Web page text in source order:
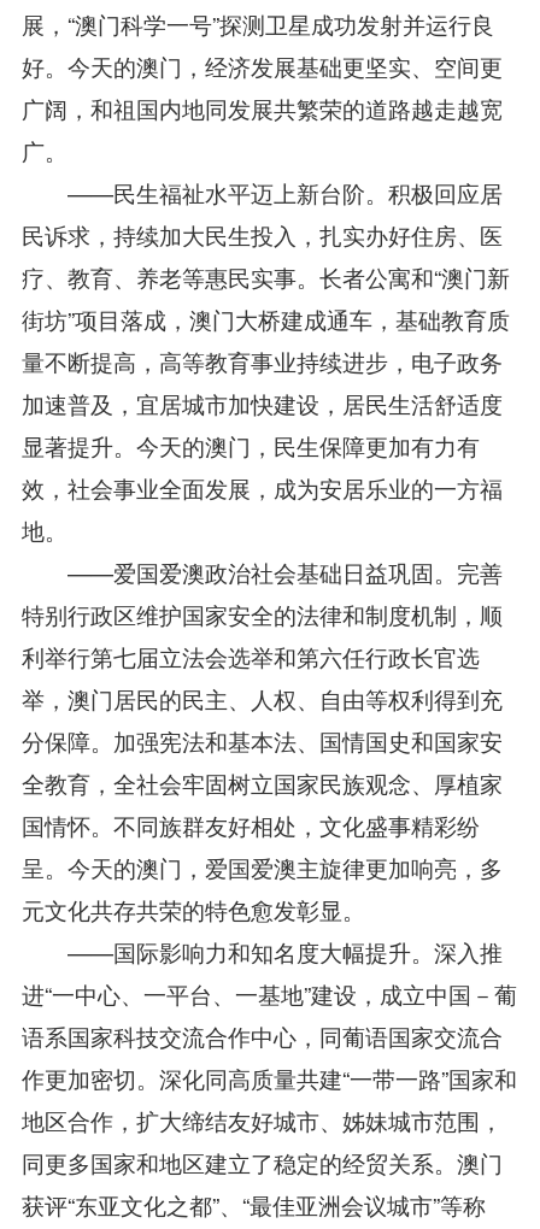
展，“澳门科学一号”探测卫星成功发射并运行良
好。今天的澳门，经济发展基础更坚实、空间更
广阔，和祖国内地同发展共繁荣的道路越走越宽
广。
——民生福祉水平迈上新台阶。积极回应居
民诉求，持续加大民生投入，扎实办好住房、医
疗、教育、养老等惠民实事。长者公寓和“澳门新
街坊”项目落成，澳门大桥建成通车，基础教育质
量不断提高，高等教育事业持续进步，电子政务
加速普及，宜居城市加快建设，居民生活舒适度
显著提升。今天的澳门，民生保障更加有力有
效，社会事业全面发展，成为安居乐业的一方福
地。
——爱国爱澳政治社会基础日益巩固。完善
特别行政区维护国家安全的法律和制度机制，顺
利举行第七届立法会选举和第六任行政长官选
举，澳门居民的民主、人权、自由等权利得到充
分保障。加强宪法和基本法、国情国史和国家安
全教育，全社会牢固树立国家民族观念、厚植家
国情怀。不同族群友好相处，文化盛事精彩纷
呈。今天的澳门，爱国爱澳主旋律更加响亮，多
元文化共存共荣的特色愈发彰显。
——国际影响力和知名度大幅提升。深入推
进“一中心、一平台、一基地”建设，成立中国－葡
语系国家科技交流合作中心，同葡语国家交流合
作更加密切。深化同高质量共建“一带一路”国家和
地区合作，扩大缔结友好城市、姊妹城市范围，
同更多国家和地区建立了稳定的经贸关系。澳门
获评“东亚文化之都”、“最佳亚洲会议城市”等称